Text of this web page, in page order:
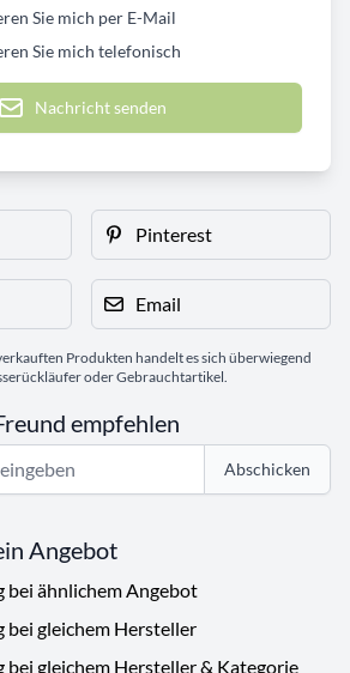
Sie mich per E-Mail
Sie mich telefonisch
Nachricht senden
Pinterest
Email
Produkten handelt es sich überwiegend
oder Gebrauchtartikel.
empfehlen
Abschicken
Angebot
bei ähnlichem Angebot
bei gleichem Hersteller
bei gleichem Hersteller & Kategorie